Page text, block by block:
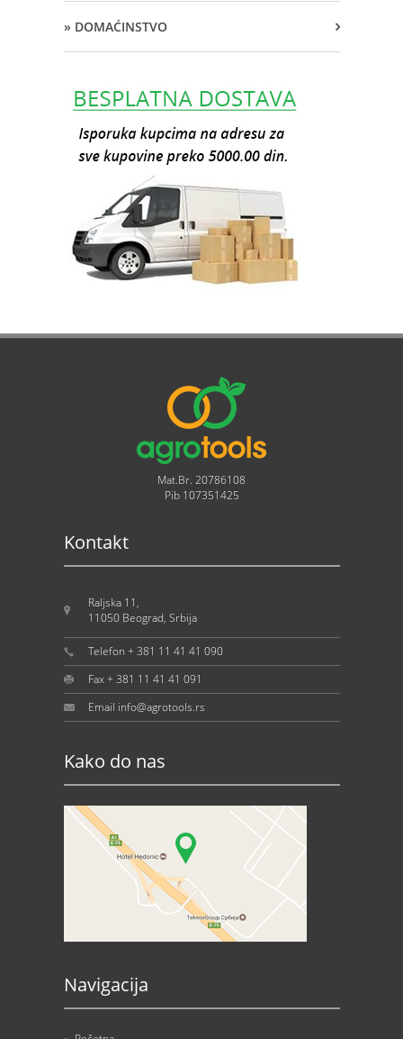
» DOMAĆINSTVO
Mat.Br. 20786108
Pib 107351425
Kontakt
Raljska 11,
11050 Beograd, Srbija
Telefon + 381 11 41 41 090
Fax + 381 11 41 41 091
Email info@agrotools.rs
Kako do nas
Navigacija